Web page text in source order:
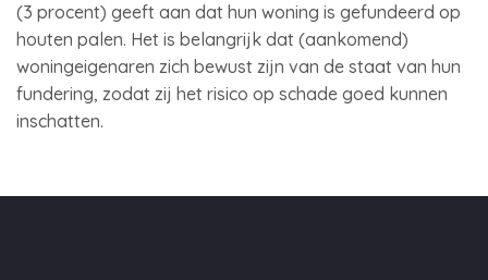
(3 procent) geeft aan dat hun woning is gefundeerd op
houten palen. Het is belangrijk dat (aankomend)
woningeigenaren zich bewust zijn van de staat van hun
fundering, zodat zij het risico op schade goed kunnen
inschatten.